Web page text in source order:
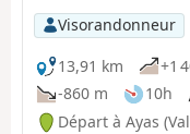
Visorandonneur
13,91 km
+1
-860 m
10h
Départ à Ayas